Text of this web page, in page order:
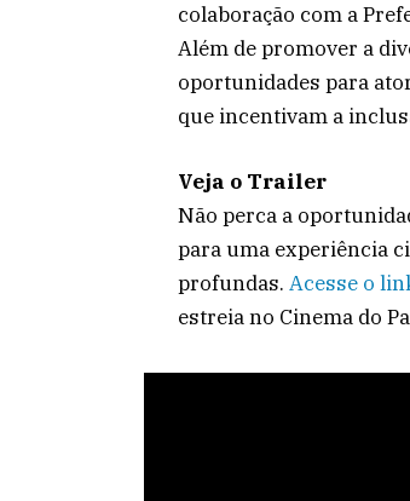
colaboração com a
Além de promover a
oportunidades para
que incentivam a
Veja o Trailer
Não perca a
para uma experiência
profundas. Acesse o
estreia no Cinema do